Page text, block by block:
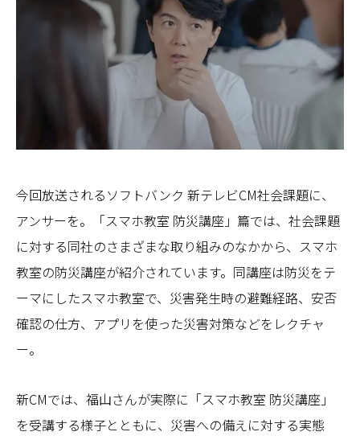
今回放送されるソフトバンク 新テレビCM社会課題に、
アンサーを。​「スマホ教室 防災講座」​篇では、社会課題
に対する同社のさまざまな取り組みのなかから、スマホ
教室の防災講座が紹介されています。同講座は防災をテ
ーマにしたスマホ教室で、災害発生時の避難経路、安否
確認の仕方、アプリを使った災害対策などをレクチャ
ー。
新CMでは、福山さんが実際に「スマホ教室 防災講座」
を受講する様子とともに、災害への備えに対する実態